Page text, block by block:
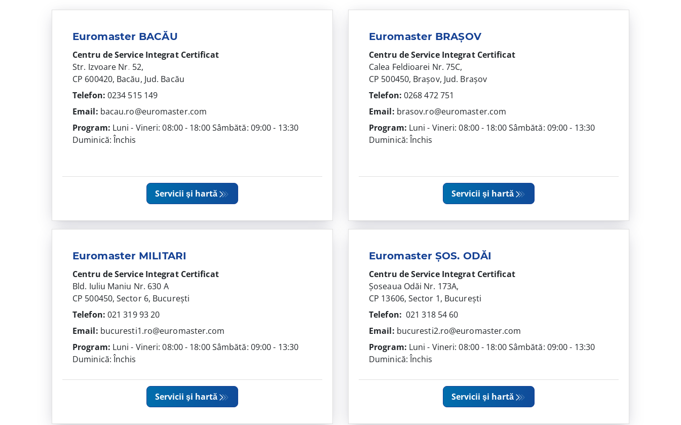
Euromaster BACĂU
Centru de Service Integrat Certificat
Str. Izvoare Nr. 52,
CP 600420, Bacău, Jud. Bacău
Telefon: 0234 515 149
Email: bacau.ro@euromaster.com
Program: Luni - Vineri: 08:00 - 18:00 Sâmbătă: 09:00 - 13:30
Duminică: Închis
Servicii şi hartă
Euromaster BRAȘOV
Centru de Service Integrat Certificat
Calea Feldioarei Nr. 75C,
CP 500450, Brașov, Jud. Brașov
Telefon: 0268 472 751
Email: brasov.ro@euromaster.com
Program: Luni - Vineri: 08:00 - 18:00 Sâmbătă: 09:00 - 13:30
Duminică: Închis
Servicii şi hartă
Euromaster MILITARI
Centru de Service Integrat Certificat
Bld. Iuliu Maniu Nr. 630 A
CP 500450, Sector 6, București
Telefon: 021 319 93 20
Email: bucuresti1.ro@euromaster.com
Program: Luni - Vineri: 08:00 - 18:00 Sâmbătă: 09:00 - 13:30
Duminică: Închis
Servicii şi hartă
Euromaster ȘOS. ODĂI
Centru de Service Integrat Certificat
Șoseaua Odăi Nr. 173A,
CP 13606, Sector 1, București
Telefon: 021 318 54 60
Email: bucuresti2.ro@euromaster.com
Program: Luni - Vineri: 08:00 - 18:00 Sâmbătă: 09:00 - 13:30
Duminică: Închis
Servicii şi hartă